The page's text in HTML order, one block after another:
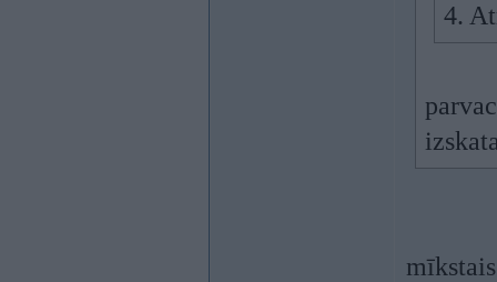
4.